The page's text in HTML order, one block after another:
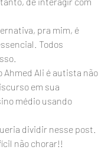
pra mim, é
Todos
Ahmed Ali é autista não
em sua
médio usando
dividir nesse post.
não chorar!!